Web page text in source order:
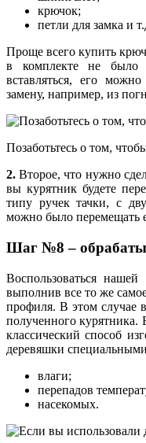
крючок;
петли для замка и
Проще всего купить
в комплекте не было
вставляться, его
замену, например, из
Позаботьтесь о том,
2.Второе, что нужно
вы курятник будете
типу ручек тачки, с
можно было перемещать
Шаг №8 –
Воспользоваться
выполнив все то же
профиля. В этом случае
полученного
классический способ
деревяшки
влаги;
перепадов
насекомых.